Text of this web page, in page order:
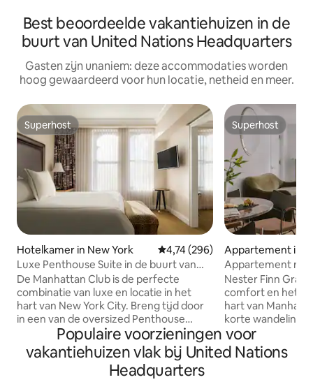
Best beoordeelde vakantiehuizen in de
buurt van United Nations Headquarters
Gasten zijn unaniem: deze accommodaties worden
hoog gewaardeerd voor hun locatie, netheid en meer.
Superhost
Superhost
Hotelkamer in New York Gemiddelde beoordeling van
4,74 (296)
Luxe Penthouse Suite in de buurt van
Central Park
De Manhattan Club is de perfecte
combinatie van luxe en locatie in het
hart van New York City. Breng tijd door
in een van de oversized Penthouse
Suites of geniet van je Penthouse
Exclusief balkon voor een prachtig
uitzicht! (Exclusief voor alle Penthouse-
gasten, niet privé, seizoensgebonden
Superhost
Superhost
Appartement in
Appartement met
kingsize bed,
Grand Central
Nester Finn
comfort en het
hart van
korte wandeling
Terminal en de
pand bestaat uit
Populaire voorzieningen voor
vakantiehuizen vlak bij United Nations
Headquarters